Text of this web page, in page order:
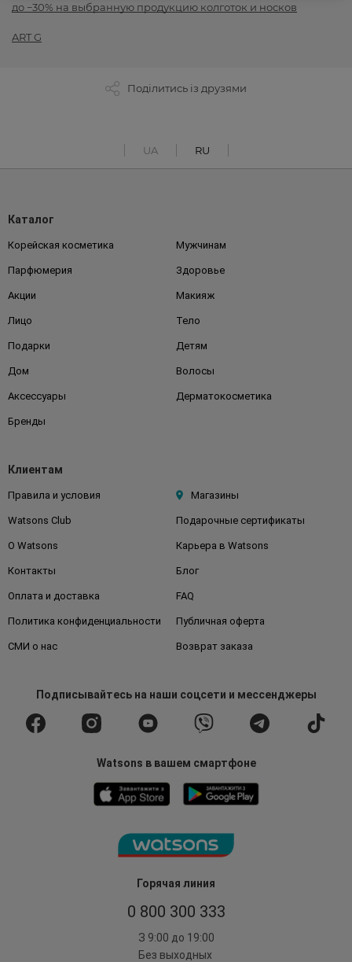
до −30% на выбранную продукцию колготок и носков
ART G
Поділитись із друзями
UA RU
Горячая линия
0 800 300 333
З 9:00 до 19:00
Без выходных
Каталог
Корейская косметика Мужчинам
Парфюмерия Здоровье
Акции Макияж
Лицо Тело
Подарки Детям
Дом Волосы
Аксессуары Дерматокосметика
Бренды
Клиентам
Правила и условия Магазины
Watsons Club Подарочные сертификаты
О Watsons Карьера в Watsons
Контакты Блог
Оплата и доставка FAQ
Политика конфиденциальности Публичная оферта
СМИ о нас Возврат заказа
Подписывайтесьна наши соцсети и мессенджеры
Watsons в вашем смартфоне